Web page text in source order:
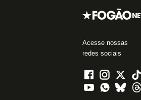
Acesse nossas
redes sociais